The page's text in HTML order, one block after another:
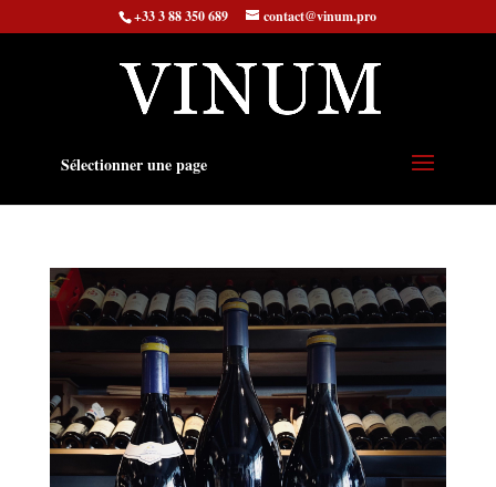
+33 3 88 350 689 contact@vinum.pro
Sélectionner une page